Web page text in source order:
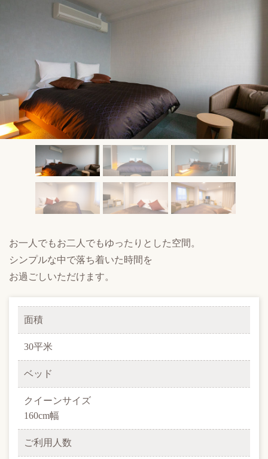
お一人でもお二人でもゆったりとした空間。
シンプルな中で落ち着いた時間を
お過ごしいただけます。
面積
30平米
ベッド
クイーンサイズ
160cm幅
ご利用人数